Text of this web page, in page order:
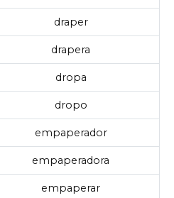
draper
drapera
dropa
dropo
empaperador
empaperadora
empaperar